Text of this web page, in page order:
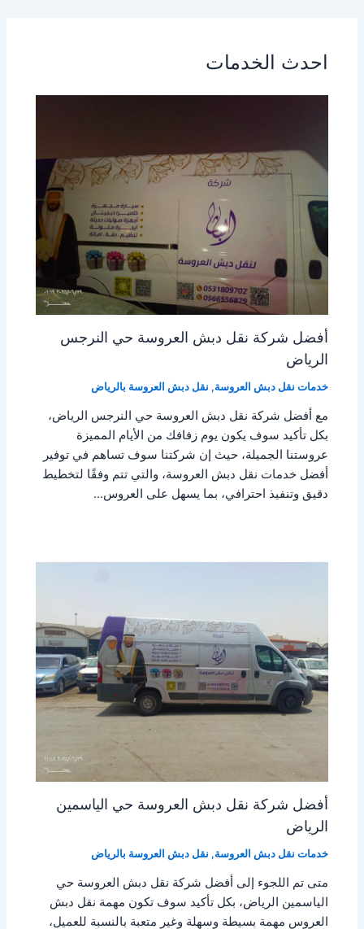
احدث الخدمات
أفضل شركة نقل دبش العروسة حي النرجس
الرياض
خدمات نقل دبش العروسة, نقل دبش العروسة بالرياض
مع أفضل شركة نقل دبش العروسة حي النرجس الرياض،
بكل تأكيد سوف يكون يوم زفافك من الأيام المميزة
عروستنا الجميلة، حيث إن شركتنا سوف تساهم في توفير
أفضل خدمات نقل دبش العروسة، والتي تتم وفقًا لتخطيط
دقيق وتنفيذ احترافي، بما يسهل على العروس…
أفضل شركة نقل دبش العروسة حي الياسمين
الرياض
خدمات نقل دبش العروسة, نقل دبش العروسة بالرياض
متى تم اللجوء إلى أفضل شركة نقل دبش العروسة حي
الياسمين الرياض، بكل تأكيد سوف تكون مهمة نقل دبش
العروس مهمة بسيطة وسهلة وغير متعبة بالنسبة للعميل،